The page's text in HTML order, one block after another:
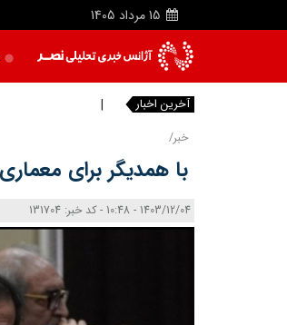
15 مرداد 1405
آخرین اخبار عملیا
خبر/
با همدیگر برای
1403/12/04 - 10:48 - کد خبر: 131704